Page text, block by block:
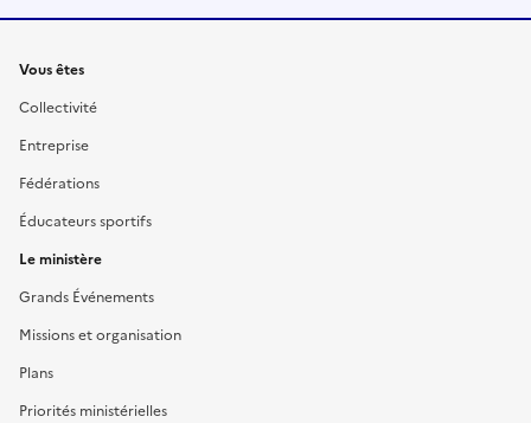
Liens
Vous êtes
Collectivité
Entreprise
Fédérations
Éducateurs sportifs
Le ministère
Grands Événements
Missions et organisation
Plans
Priorités ministérielles